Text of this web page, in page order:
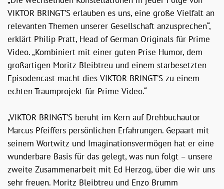
VIKTOR BRINGT’S erlauben es uns, eine große Vielfalt an
relevanten Themen unserer Gesellschaft anzusprechen“,
erklärt Philip Pratt, Head of German Originals für Prime
Video. „Kombiniert mit einer guten Prise Humor, dem
großartigen Moritz Bleibtreu und einem starbesetzten
Episodencast macht dies VIKTOR BRINGT’S zu einem
echten Traumprojekt für Prime Video.“
„VIKTOR BRINGT’S beruht im Kern auf Drehbuchautor
Marcus Pfeiffers persönlichen Erfahrungen. Gepaart mit
seinem Wortwitz und Imaginationsvermögen hat er eine
wunderbare Basis für das gelegt, was nun folgt – unsere
zweite Zusammenarbeit mit Ed Herzog, über die wir uns
sehr freuen. Moritz Bleibtreu und Enzo Brumm